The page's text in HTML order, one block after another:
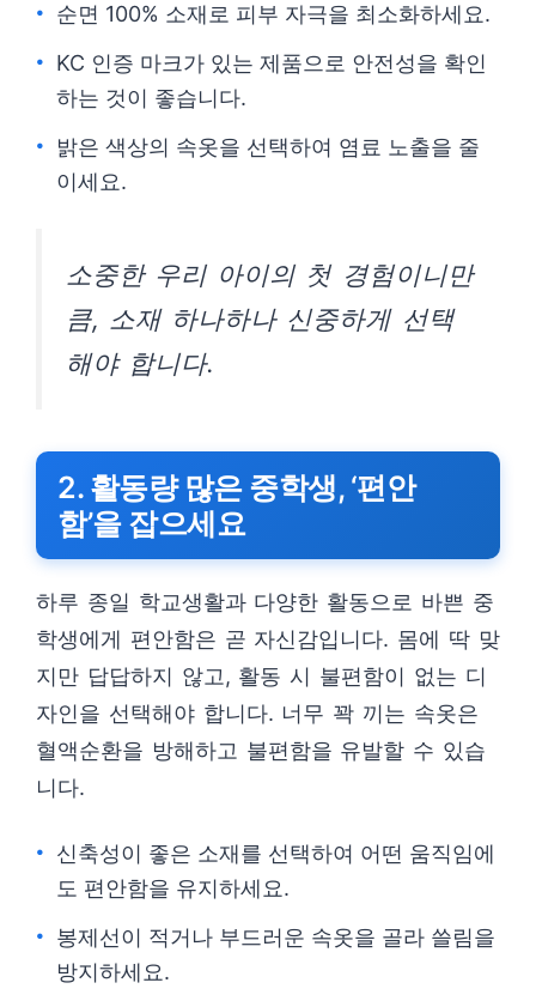
순면 100% 소재로 피부 자극을 최소화하세요.
KC 인증 마크가 있는 제품으로 안전성을 확인
하는 것이 좋습니다.
밝은 색상의 속옷을 선택하여 염료 노출을 줄
이세요.
소중한 우리 아이의 첫 경험이니만
큼, 소재 하나하나 신중하게 선택
해야 합니다.
2. 활동량 많은 중학생, ‘편안
함’을 잡으세요
하루 종일 학교생활과 다양한 활동으로 바쁜 중
학생에게 편안함은 곧 자신감입니다. 몸에 딱 맞
지만 답답하지 않고, 활동 시 불편함이 없는 디
자인을 선택해야 합니다. 너무 꽉 끼는 속옷은
혈액순환을 방해하고 불편함을 유발할 수 있습
니다.
신축성이 좋은 소재를 선택하여 어떤 움직임에
도 편안함을 유지하세요.
봉제선이 적거나 부드러운 속옷을 골라 쓸림을
방지하세요.